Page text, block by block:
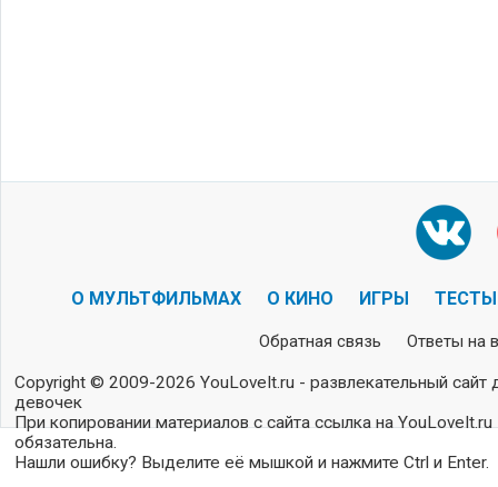
О МУЛЬТФИЛЬМАХ О КИНО ИГРЫ ТЕСТЫ
Обратная связь Ответы на
Copyright © 2009-2026 YouLoveIt.ru - развлекательный сайт
девочек
При копировании материалов с сайта ссылка на YouLoveIt.ru
обязательна.
Нашли ошибку? Выделите её мышкой и нажмите Ctrl и Enter.